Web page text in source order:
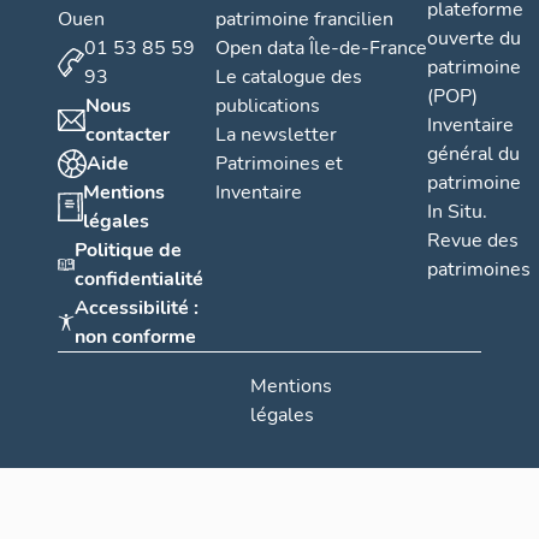
Ouen
01 53 85 59
93
Nous
contacter
Aide
Mentions
légales
Politique de
confidentialité
Accessibilité :
non conforme
patrimoine francilien
Open data Île-de-France
Le catalogue des
publications
La newsletter
Patrimoines et
Inventaire
plateforme
ouverte du
patrimoine
(POP)
Inventaire
général du
patrimoine
In Situ.
Revue des
patrimoines
Mentions
légales